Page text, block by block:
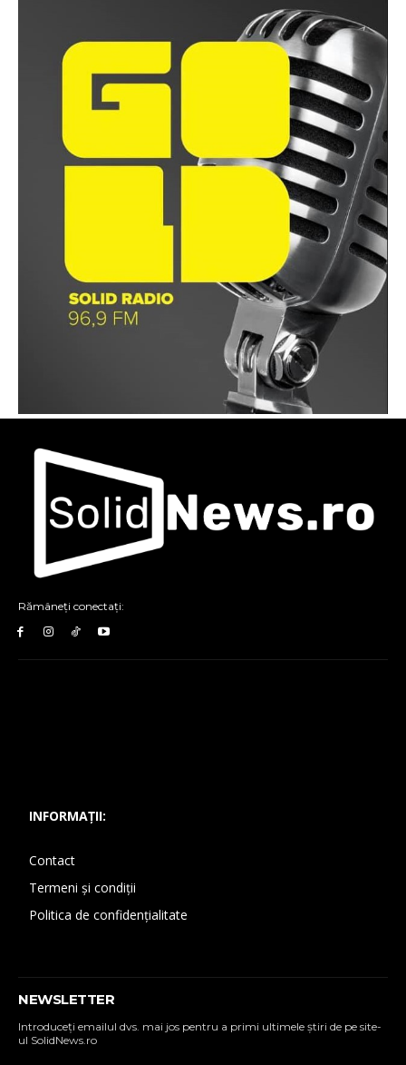
Rămâneți conectați:
INFORMAȚII:
Contact
Termeni și condiții
Politica de confidențialitate
NEWSLETTER
Introduceţi emailul dvs. mai jos pentru a primi ultimele ştiri de pe site-
ul SolidNews.ro